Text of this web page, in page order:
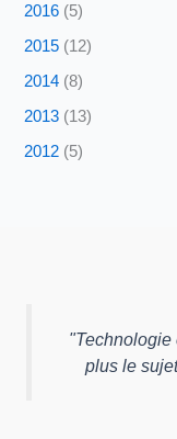
2016 (5)
2015 (12)
2014 (8)
2013 (13)
2012 (5)
"Technologie
plus le